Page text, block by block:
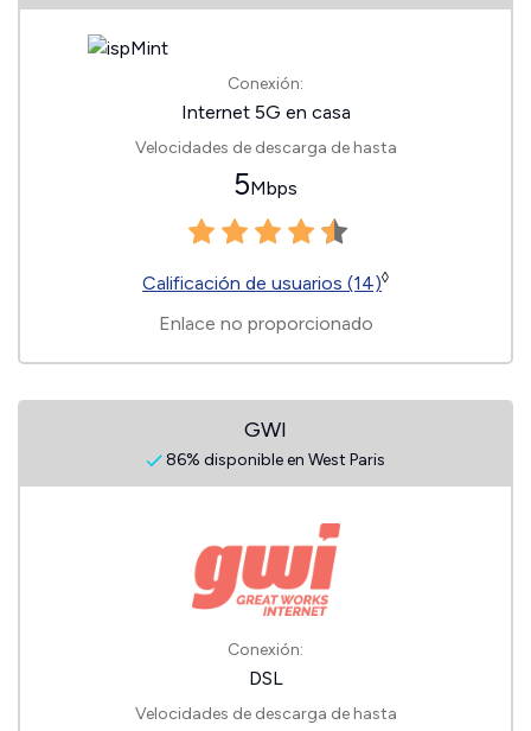
Conexión:
Internet 5G en casa
Velocidades de descarga de hasta
5Mbps
Calificación de usuarios (14)◊
Enlace no proporcionado
GWI
86% disponible en West Paris
Conexión:
DSL
Velocidades de descarga de hasta